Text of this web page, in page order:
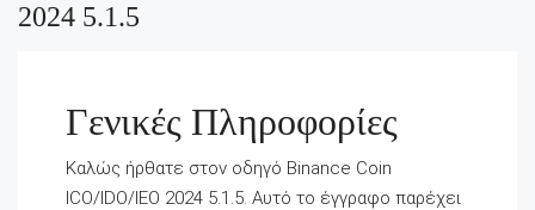
2024 5.1.5
Γενικές Πληροφορίες
Καλώς ήρθατε στον οδηγό Binance Coin
ICO/IDO/IEO 2024 5.1.5. Αυτό το έγγραφο παρέχει